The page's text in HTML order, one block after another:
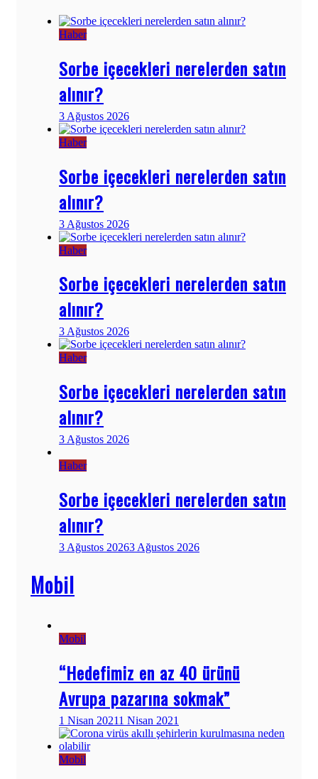
Haber
Sorbe içecekleri nerelerden satın
alınır?
3 Ağustos 2026
Haber
Sorbe içecekleri nerelerden satın
alınır?
3 Ağustos 2026
Haber
Sorbe içecekleri nerelerden satın
alınır?
3 Ağustos 2026
Haber
Sorbe içecekleri nerelerden satın
alınır?
3 Ağustos 2026
Haber
Sorbe içecekleri nerelerden satın
alınır?
3 Ağustos 20263 Ağustos 2026
Mobil
Mobil
“Hedefimiz en az 40 ürünü
Avrupa pazarına sokmak”
1 Nisan 20211 Nisan 2021
Mobil